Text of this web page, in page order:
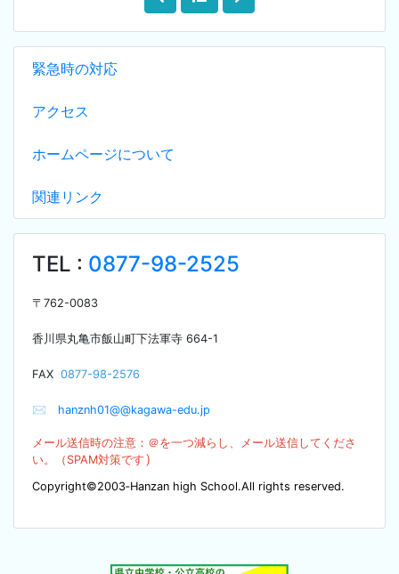
緊急時の対応
アクセス
ホームページについて
関連リンク
TEL : 0877-98-2525
〒 762-0083
香川県丸亀市飯山町下法軍寺 664-1
FAX 0877-98-2576
✉ hanznh01@@kagawa-edu.jp
メール送信時の注意：＠を一つ減らし、メール送信してくださ
い。（SPAM対策です ）
Copyright©2003‐Hanzan high School.All rights reserved.